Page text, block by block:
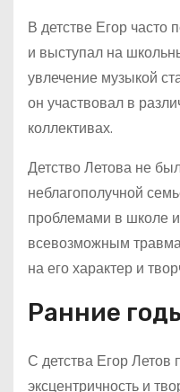
В детстве Егор часто
и выступал на
увлечение музыкой
он участвовал в
коллективах.
Детство Летова не
неблагополучной
проблемами в школе
всевозможным
на его характер и
Ранние
С детства Егор
эксцентричность и